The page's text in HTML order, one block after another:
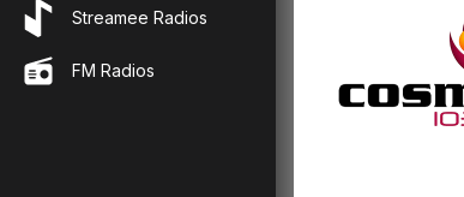
Streamee Radios
FM Radios